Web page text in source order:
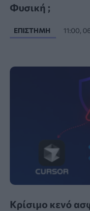
Φυσική ;
ΕΠΙΣΤΉΜΗ 11:00,
Κρίσιμο κενό